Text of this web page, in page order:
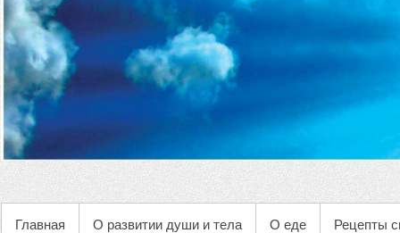
Главная О развитии души и тела О еде Рецепты